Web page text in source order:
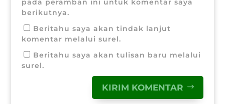
pada peramban ini untuk komentar saya
berikutnya.
Beritahu saya akan tindak lanjut
komentar melalui surel.
Beritahu saya akan tulisan baru melalui
surel.
KIRIM KOMENTAR